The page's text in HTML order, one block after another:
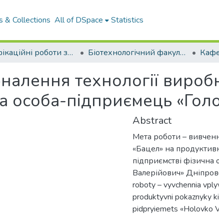
& Collections All of DSpace Statistics
Кваліфікаційні роботи здобувачів вищої освіти Біотехнологічний факультет
технології
особа-підприємець
Abstract
Мета роботи –
«Бацел» на
підприємстві
Валерійович»
roboty – vyvchennia
produktyvni pokaznyky
pidpryiemets «Holovko